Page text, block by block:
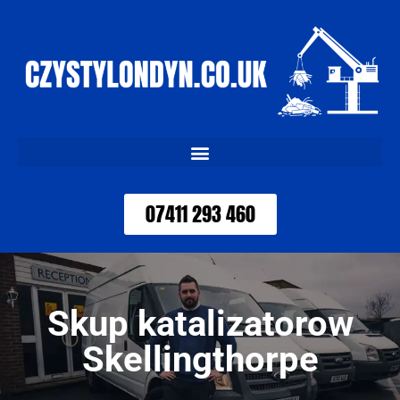
07411 293 460
Skup katalizatorow
Skellingthorpe